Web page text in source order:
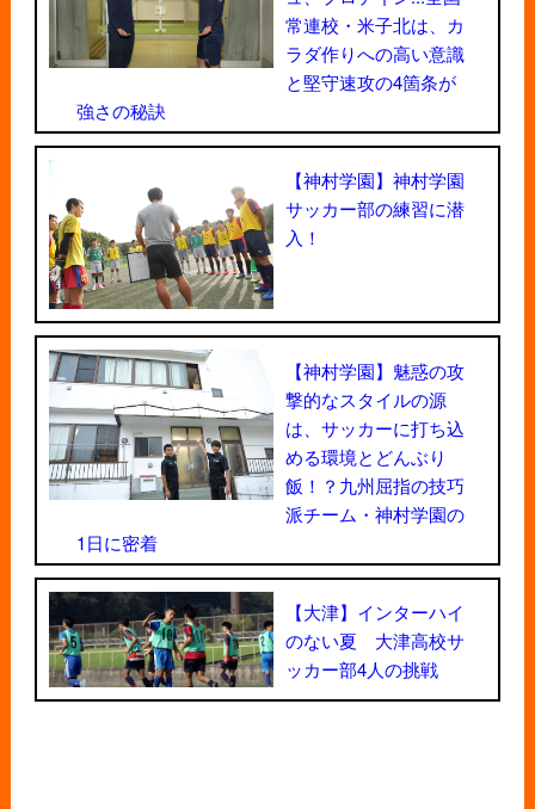
常連校・米子北は、カ
ラダ作りへの高い意識
と堅守速攻の4箇条が
強さの秘訣
【神村学園】神村学園
サッカー部の練習に潜
入！
【神村学園】魅惑の攻
撃的なスタイルの源
は、サッカーに打ち込
める環境とどんぶり
飯！？九州屈指の技巧
派チーム・神村学園の
1日に密着
【大津】インターハイ
のない夏 大津高校サ
ッカー部4人の挑戦